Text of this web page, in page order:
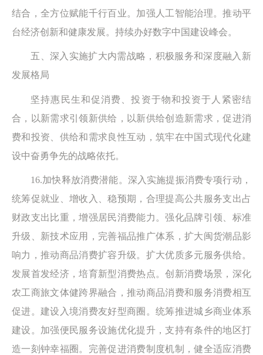
结合，全方位赋能千行百业。加强人工智能治理。推动平
台经济创新和健康发展。持续办好数字中国建设峰会。
五、深入实施扩大内需战略，积极服务和深度融入新
发展格局
坚持惠民生和促消费、投资于物和投资于人紧密结
合，以新需求引领新供给，以新供给创造新需求，促进消
费和投资、供给和需求良性互动，筑牢在中国式现代化建
设中奋勇争先的战略依托。
16.加快释放消费潜能。深入实施提振消费专项行动，
统筹促就业、增收入、稳预期，合理提高公共服务支出占
财政支出比重，增强居民消费能力。强化品牌引领、标准
升级、新技术应用，完善福品推广体系，扩大闽货潮品影
响力，推动商品消费扩容升级。扩大优质多元服务供给。
发展首发经济，培育新型消费热点。创新消费场景，深化
农工商旅文体健跨界融合，推动商品消费和服务消费相互
促进。建设入境消费友好型商圈。统筹推进城乡商业体系
建设。加强便民服务设施优化提升，支持有条件的地区打
造一刻钟幸福圈。完善促进消费制度机制，健全适应消费